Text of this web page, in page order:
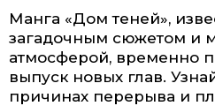
Манга «Дом теней»,
загадочным сюжетом и
атмосферой, временно
выпуск новых глав.
причинах перерыва и